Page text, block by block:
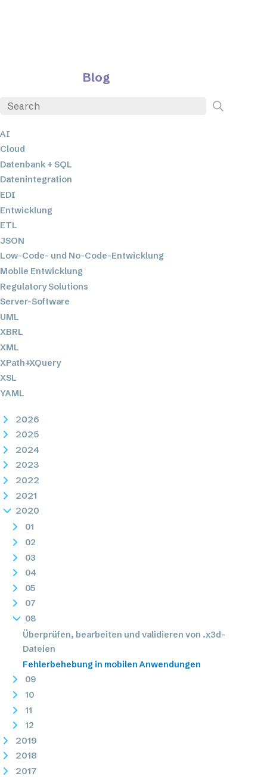
Blog
AI
Cloud
Datenbank + SQL
Datenintegration
EDI
Entwicklung
ETL
JSON
Low-Code- und No-Code-Entwicklung
Mobile Entwicklung
Regulatory Solutions
Server-Software
UML
XBRL
XML
XPath+XQuery
XSL
YAML
2026
2025
2024
2023
2022
2021
2020
01
02
03
04
05
07
08
Überprüfen, bearbeiten und validieren von .x3d-
Dateien
Fehlerbehebung in mobilen Anwendungen
09
10
11
12
2019
2018
2017